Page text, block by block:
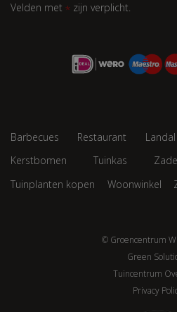
Velden met * zijn verplicht.
Barbecues Restaurant
Kerstbomen
Tuinkas
Tuinplanten kopen
Woonwinkel
© Groencentrum
Green
Tuincentrum
Privacy